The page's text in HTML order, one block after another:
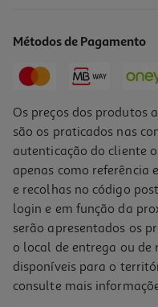
Métodos de Pagamento
Os preços dos produtos
são os praticados nas
autenticação do cliente
apenas como referência
e recolhas no código
login e em função da
serão apresentados os
o local de entrega ou de
disponíveis para o
consulte mais